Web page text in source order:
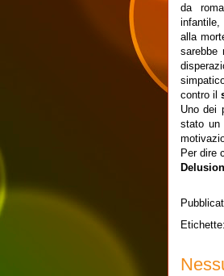
da
infantile,
alla
sarebbe
contro il
Uno dei
stato un
Per dire
Etichette: